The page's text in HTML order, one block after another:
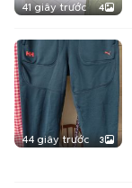
41 giây trước 4
44 giây trước 3